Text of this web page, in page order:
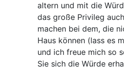
altern und mit die
das große Privileg
machen bei dem, die
Haus können (lass es
und ich freue mich so
Sie sich die Würde